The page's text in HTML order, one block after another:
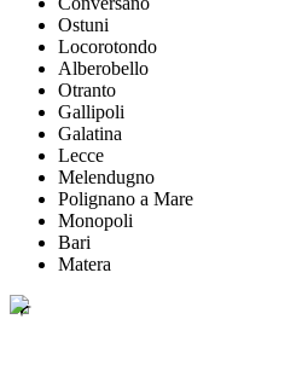
Ostuni
Locorotondo
Alberobello
Otranto
Gallipoli
Galatina
Lecce
Melendugno
Polignano a Mare
Monopoli
Bari
Matera